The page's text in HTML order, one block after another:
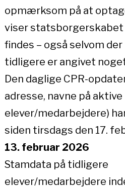
opmærksom på at
viser statsborgerskabet
findes – også selvom
tidligere er angivet
Den daglige CPR-
adresse, navne på aktive
elever/medarbejdere)
siden tirsdags den 17.
13. februar 2026
Stamdata på tidligere
elever/medarbejdere